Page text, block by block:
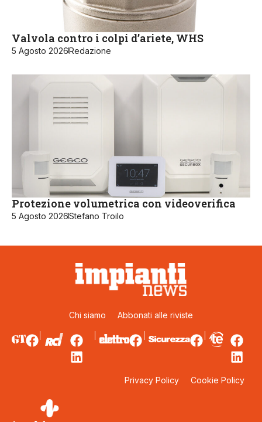
Valvola contro i colpi d’ariete, WHS
5 Agosto 2026Redazione
Protezione volumetrica con videoverifica
5 Agosto 2026Stefano Troilo
Chi siamo Abbonati alle riviste
Privacy Policy Cookie Policy